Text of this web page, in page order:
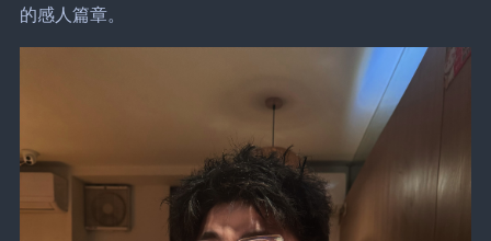
的感人篇章。